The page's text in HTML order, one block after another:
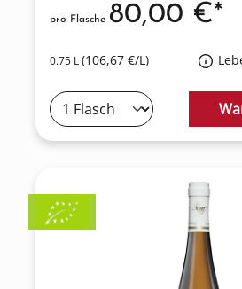
0.75 L(106,67 €/L)
pro Flasche 80,00 €*